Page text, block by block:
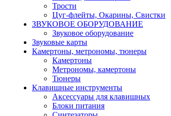
Трости
Цуг-флейты, Окарины, Свистки
ЗВУКОВОЕ ОБОРУДОВАНИЕ
Звуковое оборудование
Звуковые карты
Камертоны, метрономы, тюнеры
Камертоны
Метрономы, камертоны
Тюнеры
Клавишные инструменты
Аксессуары для клавишных
Блоки питания